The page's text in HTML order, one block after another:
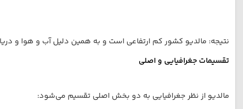
نتیجه: مالدیو کشور کم ارتفاعی است و به همین دلیل آب و هوا و
تقسیمات جغرافیایی و اصلی
مالدیو از نظر جغرافیایی به دو بخش اصلی تقسیم می‌شود: